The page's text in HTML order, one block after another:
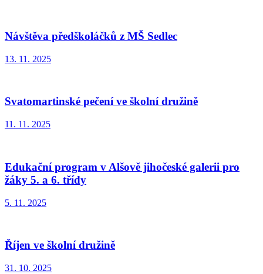
Návštěva předškoláčků z MŠ Sedlec
13. 11. 2025
Svatomartinské pečení ve školní družině
11. 11. 2025
Edukační program v Alšově jihočeské galerii pro
žáky 5. a 6. třídy
5. 11. 2025
Říjen ve školní družině
31. 10. 2025